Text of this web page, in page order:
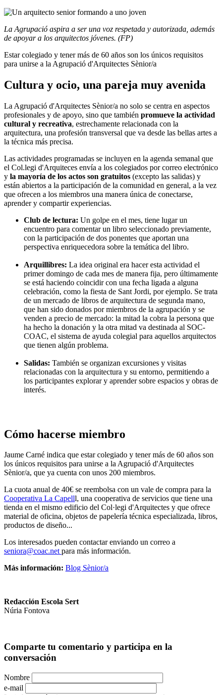
La Agrupació aspira a ser una voz respetada y autorizada, además
de apoyar a los arquitectos jóvenes. (FP)
Estar colegiado y tener más de 60 años son los únicos requisitos
para unirse a la Agrupació d'Arquitectes Sènior/a
Cultura y ocio, una pareja muy avenida
La Agrupació d'Arquitectes Sènior/a no solo se centra en aspectos
profesionales y de apoyo, sino que también promueve la actividad
cultural y recreativa, estrechamente relacionada con la
arquitectura, una profesión transversal que va desde las bellas artes a
la técnica más precisa.
Las actividades programadas se incluyen en la agenda semanal que
el Col.legi d'Arquiteces envía a los colegiados por correo electrónico
y la mayoría de los actos son gratuitos (excepto las salidas) y
están abiertos a la participación de la comunidad en general, a la vez
que ofrecen a los miembros una manera única de conectarse,
aprender y compartir experiencias.
Club de lectura: Un golpe en el mes, tiene lugar un
encuentro para comentar un libro seleccionado previamente,
con la participación de dos ponentes que aportan una
perspectiva enriquecedora sobre la temática del libro.
Arquillibres: La idea original era hacer esta actividad el
primer domingo de cada mes de manera fija, pero últimamente
se está haciendo coincidir con una fecha ligada a alguna
celebración, como la fiesta de Sant Jordi, por ejemplo. Se trata
de un mercado de libros de arquitectura de segunda mano,
que han sido donados por miembros de la agrupación y se
venden a precio de mercado: la mitad la cobra la persona que
ha hecho la donación y la otra mitad va destinada al SOC-
COAC, el sistema de ayuda colegial para aquellos arquitectos
que tienen algún problema.
Salidas: También se organizan excursiones y visitas
relacionadas con la arquitectura y su entorno, permitiendo a
los participantes explorar y aprender sobre espacios y obras de
interés.
Cómo hacerse miembro
Jaume Carné indica que estar colegiado y tener más de 60 años son
los únicos requisitos para unirse a la Agrupació d'Arquitectes
Sènior/a, que ya cuenta con unos 200 miembros.
La cuota anual de 40€ se reembolsa con un vale de compra para la
Cooperativa La Capelll, una cooperativa de servicios que tiene una
tienda en el mismo edificio del Col·legi d'Arquitectes y que ofrece
material de oficina, objetos de papelería técnica especializada, libros,
productos de diseño...
Los interesados pueden contactar enviando un correo a
seniora@coac.netpara más información.
Más información: Blog Sènior/a
Redacción Escola Sert
Núria Fontova
Comparte tu comentario y participa en la
conversación
Nombre
e-mail